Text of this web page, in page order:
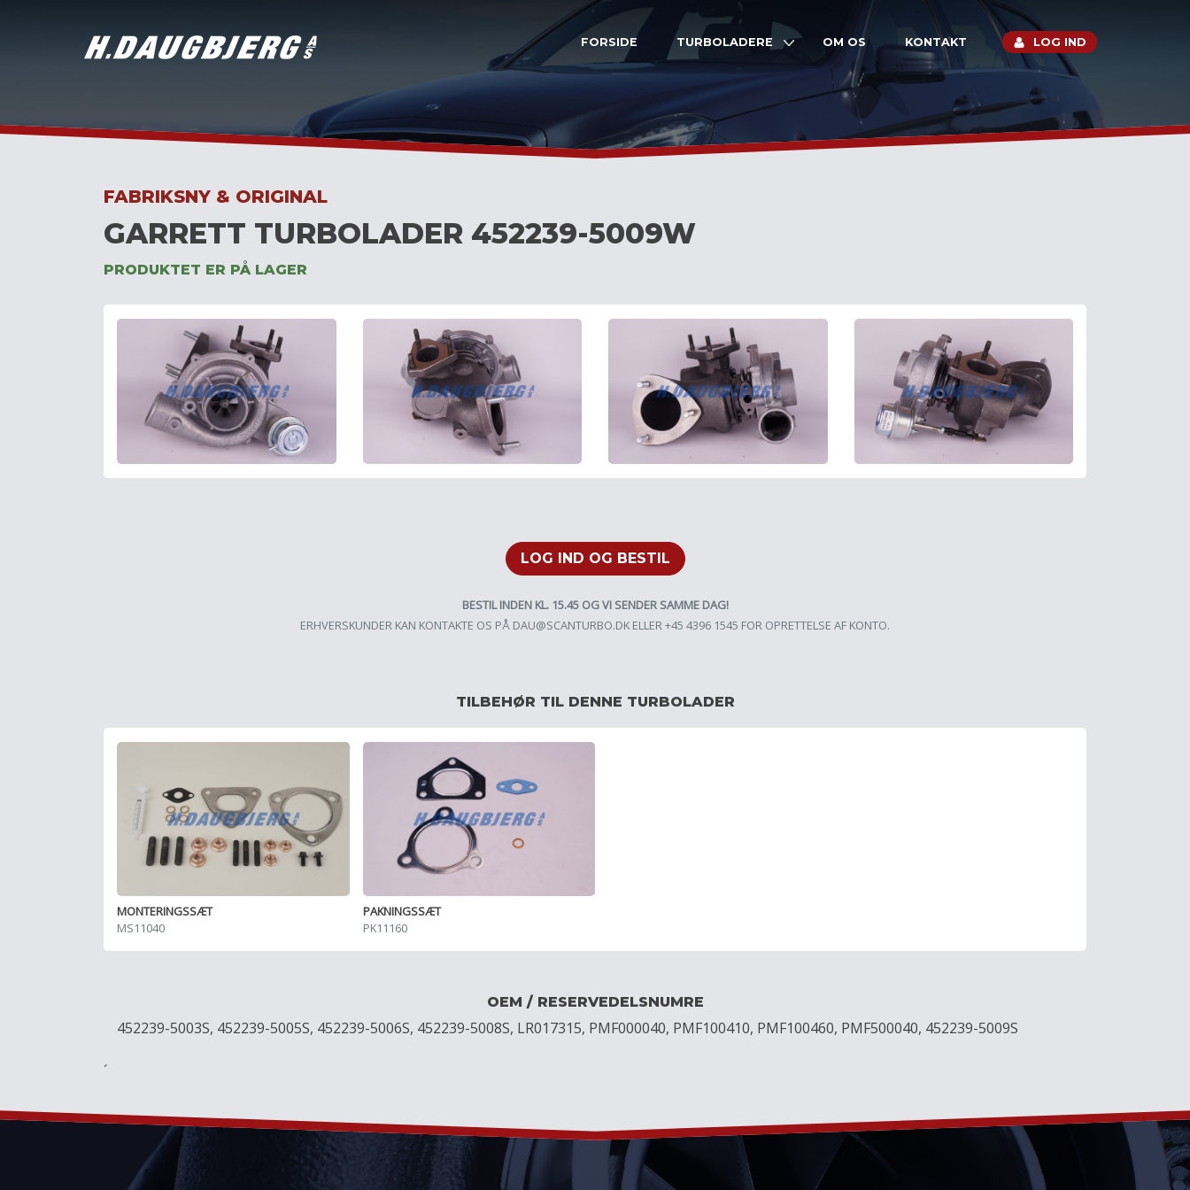
FORSIDE TURBOLADERE OM OS KONTAKT LOG IND
FABRIKSNY & ORIGINAL
GARRETT TURBOLADER 452239-5009W
PRODUKTET ER PÅ LAGER
LOG IND OG BESTIL
BESTIL INDEN KL. 15.45 OG VI SENDER SAMME DAG!
ERHVERSKUNDER KAN KONTAKTE OS PÅ DAU@SCANTURBO.DK ELLER +45 4396 1545 FOR OPRETTELSE AF KONTO.
TILBEHØR TIL DENNE TURBOLADER
MONTERINGSSÆT
MS11040
PAKNINGSSÆT
PK11160
OEM / RESERVEDELSNUMRE
452239-5003S, 452239-5005S, 452239-5006S, 452239-5008S, LR017315, PMF000040, PMF100410, PMF100460, PMF500040, 452239-5009S
´